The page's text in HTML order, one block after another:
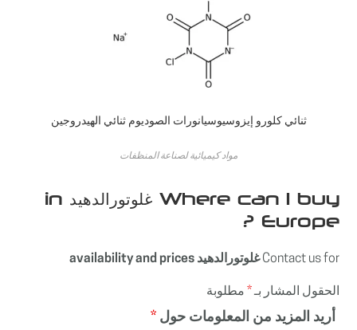
ثنائي كلورو إيزوسيوسيانورات الصوديوم ثنائي الهيدروجين
مواد كيميائية لصناعة المنظفات
Where can I buy غلوتورالدهيد in
Europe ?
Contact us forغلوتورالدهيد availability and prices
الحقول المشار بـ* مطلوبة
أريد المزيد من المعلومات حول*